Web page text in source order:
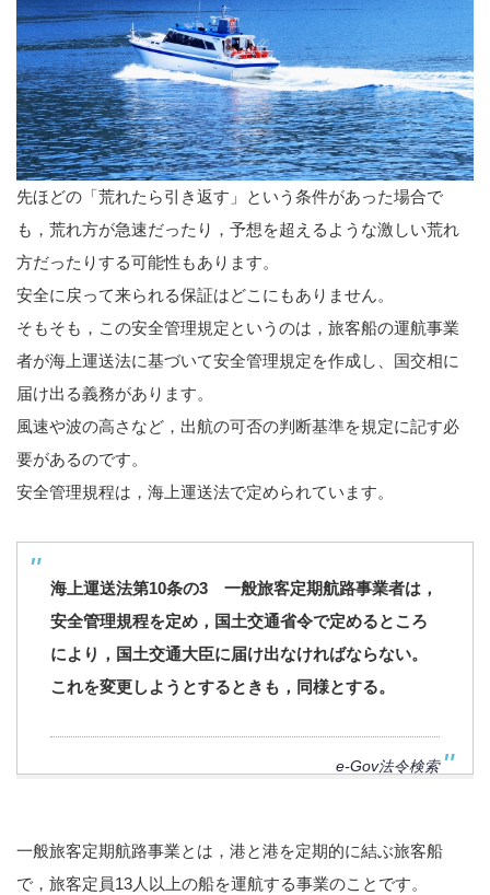
先ほどの「荒れたら引き返す」という条件があった場合で
も，荒れ方が急速だったり，予想を超えるような激しい荒れ
方だったりする可能性もあります。
安全に戻って来られる保証はどこにもありません。
そもそも，この安全管理規定というのは，旅客船の運航事業
者が海上運送法に基づいて安全管理規定を作成し、国交相に
届け出る義務があります。
風速や波の高さなど，出航の可否の判断基準を規定に記す必
要があるのです。
安全管理規程は，海上運送法で定められています。
海上運送法第10条の3 一般旅客定期航路事業者は，
安全管理規程を定め，国土交通省令で定めるところ
により，国土交通大臣に届け出なければならない。
これを変更しようとするときも，同様とする。
e-Gov法令検索
一般旅客定期航路事業とは，港と港を定期的に結ぶ旅客船
で，旅客定員13人以上の船を運航する事業のことです。